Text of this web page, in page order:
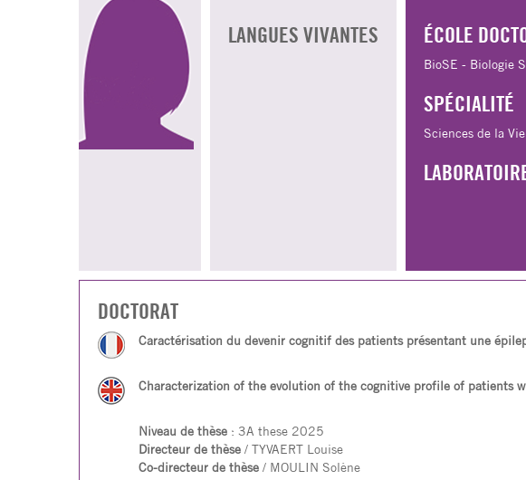
LANGUES VIVANTES ÉCOLE
BioSE - Biologie
SPÉCIALITÉ
Sciences de la
DOCTORAT
Caractérisation du devenir cognitif des patients présentant une
Characterization of the evolution of the cognitive profile of patients
Niveau de thèse : 3A these 2025
Directeur de thèse / TYVAERT Louise
Co-directeur de thèse / MOULIN Solène